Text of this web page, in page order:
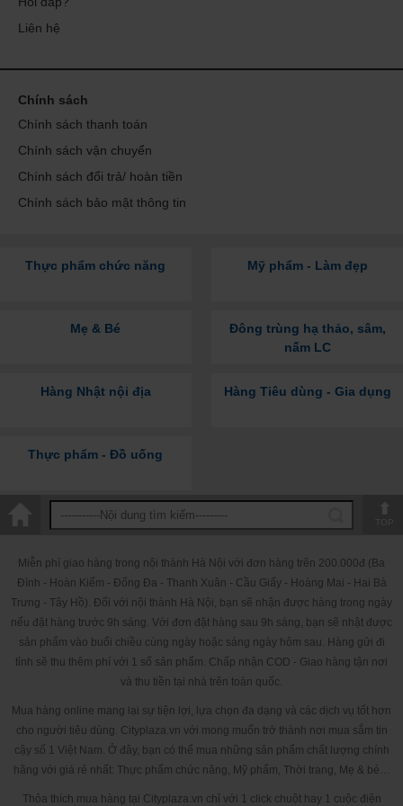
Liên hệ
Chính sách
Chính sách thanh toán
Chính sách vận chuyển
Chính sách đổi trả/ hoàn tiền
Chính sách bảo mật thông tin
Thực phẩm chức năng Mỹ phẩm - Làm đẹp
Mẹ & Bé
Đông trùng hạ thảo, sâm,
nấm LC
Hàng Nhật nội địa Hàng Tiêu dùng - Gia dụng
Thực phẩm - Đồ uống
Miễn phí giao hàng trong nội thành Hà Nội với đơn hàng trên 200.000đ (Ba
Đình - Hoàn Kiếm - Đống Đa - Thanh Xuân - Cầu Giấy - Hoàng Mai - Hai Bà
Trưng - Tây Hồ). Đối với nội thành Hà Nội, bạn sẽ nhận được hàng trong ngày
nếu đặt hàng trước 9h sáng. Với đơn đặt hàng sau 9h sáng, bạn sẽ nhật được
sản phẩm vào buổi chiều cùng ngày hoặc sáng ngày hôm sau. Hàng gửi đi
tỉnh sẽ thu thêm phí với 1 số sản phẩm. Chấp nhận COD - Giao hàng tận nơi
và thu tiền tại nhà trên toàn quốc.
Mua hàng online mang lại sự tiện lợi, lựa chọn đa dạng và các dịch vụ tốt hơn
cho người tiêu dùng. Cityplaza.vn với mong muốn trở thành nơi mua sắm tin
cậy số 1 Việt Nam. Ở đây, bạn có thể mua những sản phẩm chất lượng chính
hãng với giá rẻ nhất: Thực phẩm chức năng, Mỹ phẩm, Thời trang, Mẹ & bé…
Thỏa thích mua hàng tại Cityplaza.vn chỉ với 1 click chuột hay 1 cuộc điện